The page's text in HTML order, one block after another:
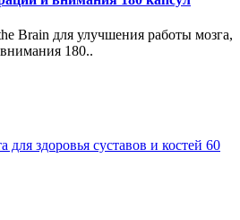
Brain для улучшения работы мозга,
180..